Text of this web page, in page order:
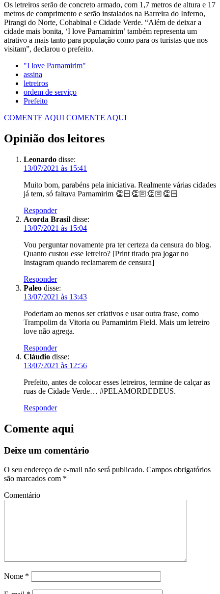
Os letreiros serão de concreto armado, com 1,7 metros de altura e 17
metros de comprimento e serão instalados na Barreira do Inferno,
Pirangi do Norte, Cohabinal e Cidade Verde. “Além de deixar a
cidade mais bonita, ‘I love Parnamirim’ também representa um
atrativo a mais tanto para população como para os turistas que nos
visitam”, declarou o prefeito.
"I love Parnamirim"
assina
letreiros
ordem de serviço
Prefeito
COMENTE AQUI COMENTE AQUI
Opinião dos leitores
Leonardo disse:
13/07/2021 às 15:41
Muito bom, parabéns pela iniciativa. Realmente várias cidades
já tem, só faltava Parnamirim 👏🏻👏🏻👏🏻👏🏻
Responder
Acorda Brasil disse:
13/07/2021 às 15:04
Vou perguntar novamente pra ter certeza da censura do blog.
Quanto custou esse letreiro? [Print tirado pra jogar no
Instagram quando reclamarem de censura]
Responder
Paleo disse:
13/07/2021 às 13:43
Poderiam ao menos ser criativos e usar outra frase, como
Trampolim da Vitoria ou Parnamirim Field. Mais um letreiro
love não agrega.
Responder
Cláudio disse:
13/07/2021 às 12:56
Prefeito, antes de colocar esses letreiros, termine de calçar as
ruas de Cidade Verde… #PELAMORDEDEUS.
Responder
Comente aqui
Deixe um comentário
O seu endereço de e-mail não será publicado. Campos obrigatórios
são marcados com *
Comentário
Nome *